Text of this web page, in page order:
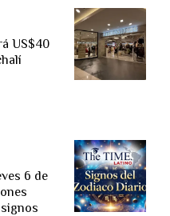
US$40
6 de